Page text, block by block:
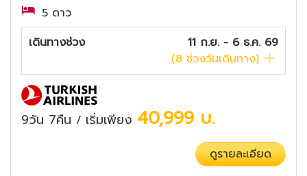
5 ดาว
เดินทางช่วง
11 ก.ย. - 6 ธ.ค. 69
(8 ช่วงวันเดินทาง)
9วัน 7คืน / เริ่มเพียง 40,999 บ.
ดูรายละเอียด